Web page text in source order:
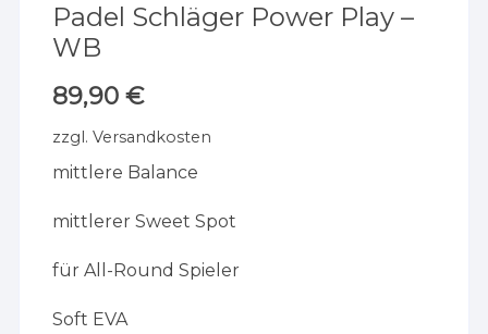
Padel Schläger Power Play –
WB
89,90€
zzgl.Versandkosten
mittlere Balance
mittlerer Sweet Spot
für All-Round Spieler
Soft EVA